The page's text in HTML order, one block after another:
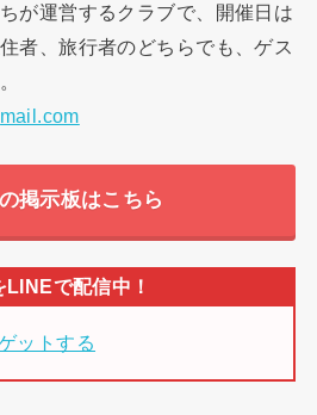
が運営するクラブで、開催日は
者、旅行者のどちらでも、ゲス
掲示板はこちら
ットする